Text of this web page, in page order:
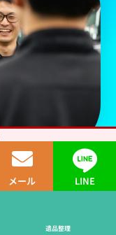
メール LINE
遺品整理